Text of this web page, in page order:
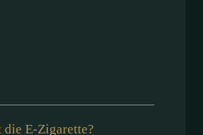
E-Zigarette?